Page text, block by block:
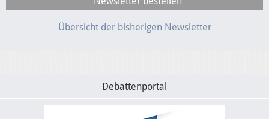
Übersicht der bisherigen Newsletter
Debattenportal